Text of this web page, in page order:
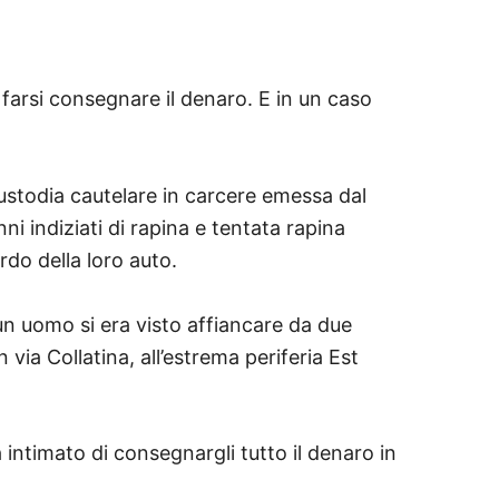
consegnare il denaro. E in un caso
cautelare in carcere emessa dal
indiziati di rapina e tentata rapina
della loro auto.
uomo si era visto affiancare da due
Collatina, all’estrema periferia Est
di consegnargli tutto il denaro in